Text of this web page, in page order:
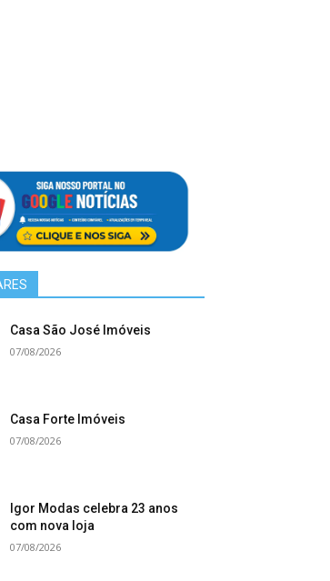
Casa São José Imóveis
07/08/2026
Casa Forte Imóveis
07/08/2026
Igor Modas celebra 23 anos
com nova loja
07/08/2026